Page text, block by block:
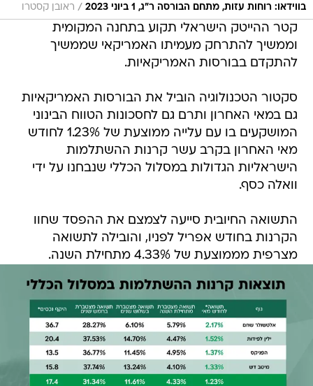
בווידאו: רוחות עזות, מתחם הבורסה ר"ג, 1 ביוני 2023 / ראובן קסטרו
קטר ההייטק הישראלי תקוע בתחנה המקומית
וממשיך להתרחק מעמיתו האמריקאי שממשיך
להתקדם בבורסות האמריקאיות.
סקטור הטכנולוגיה הוביל את הבורסות האמריקאיות
גם במאי האחרון ותרם גם לחסכונות הטווח הבינוני
המושקעים בו עם עלייה ממוצעת של 1.23% לחודש
מאי האחרון בקרב עשר קרנות ההשתלמות
הישראליות הגדולות במסלול הכללי שנבחנו על ידי
וואלה כסף.
התשואה החיובית סייעה לצמצם את ההפסד שחוו
הקרנות בחודש אפריל לפניו, והובילה לתשואה
מצרפית מממוצעת של 4.33% מתחילת השנה.